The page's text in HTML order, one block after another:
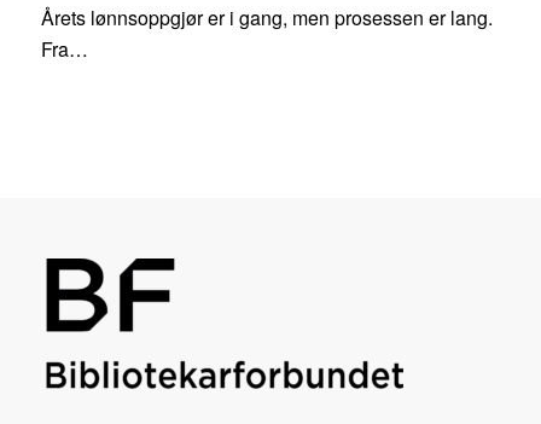
Årets lønnsoppgjør er i gang, men prosessen er lang.
Fra…